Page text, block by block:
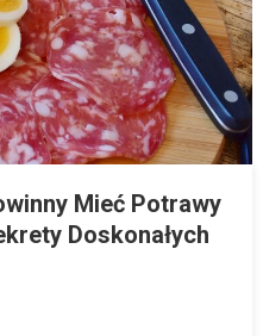
Mieć Potrawy
Doskonałych